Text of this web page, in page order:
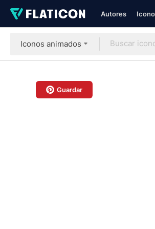
Autores
Iconos animados
Guardar